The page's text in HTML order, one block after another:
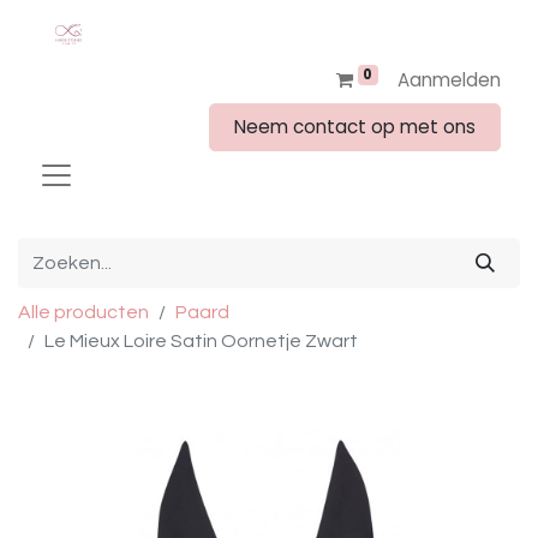
0
Aanmelden
Neem contact op met ons
Alle producten
Paard
Le Mieux Loire Satin Oornetje Zwart